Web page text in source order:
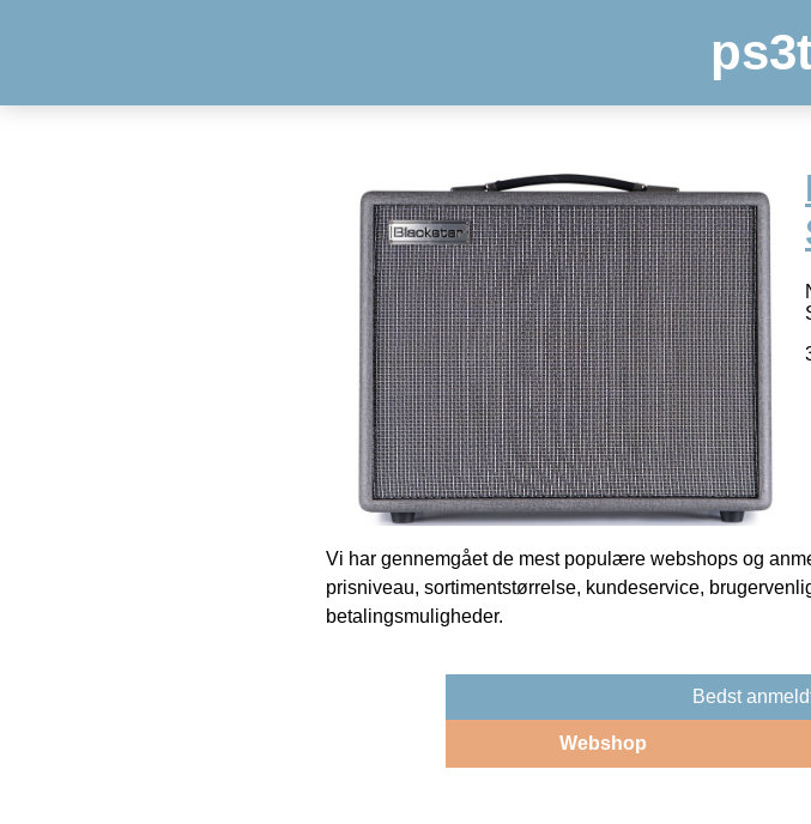
Vi har gennemgået de mest populære webshops og
prisniveau, sortimentstørrelse, kundeservice,
betalingsmuligheder.
Bedst
Webshop